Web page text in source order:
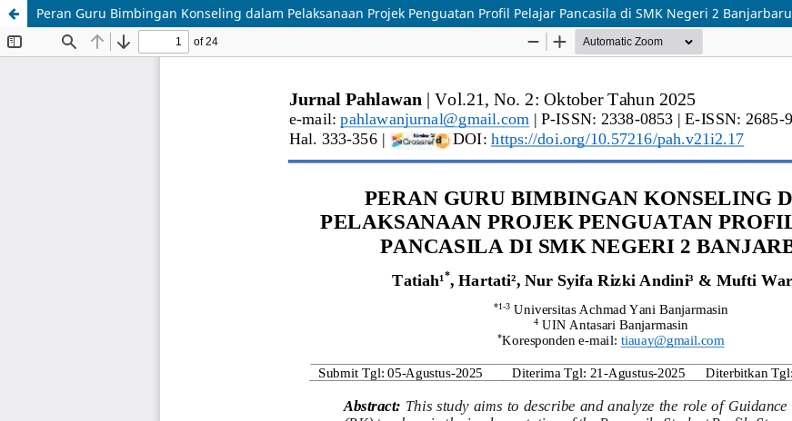
Peran Guru Bimbingan Konseling dalam Pelaksanaan Projek Penguatan Profil Pelajar Pancasila di SMK Negeri 2 Banjarbaru